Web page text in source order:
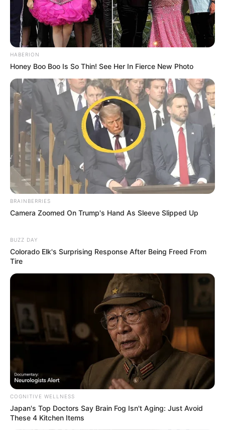
HABERION
Honey Boo Boo Is So Thin! See Her In Fierce New Photo
BRAINBERRIES
Camera Zoomed On Trump's Hand As Sleeve Slipped Up
BUZZ DAY
Colorado Elk's Surprising Response After Being Freed From
Tire
COGNITIVE WELLNESS
Japan's Top Doctors Say Bra​in Fo​g Isn't Aging: Just Avoid
These 4 Kitchen Items